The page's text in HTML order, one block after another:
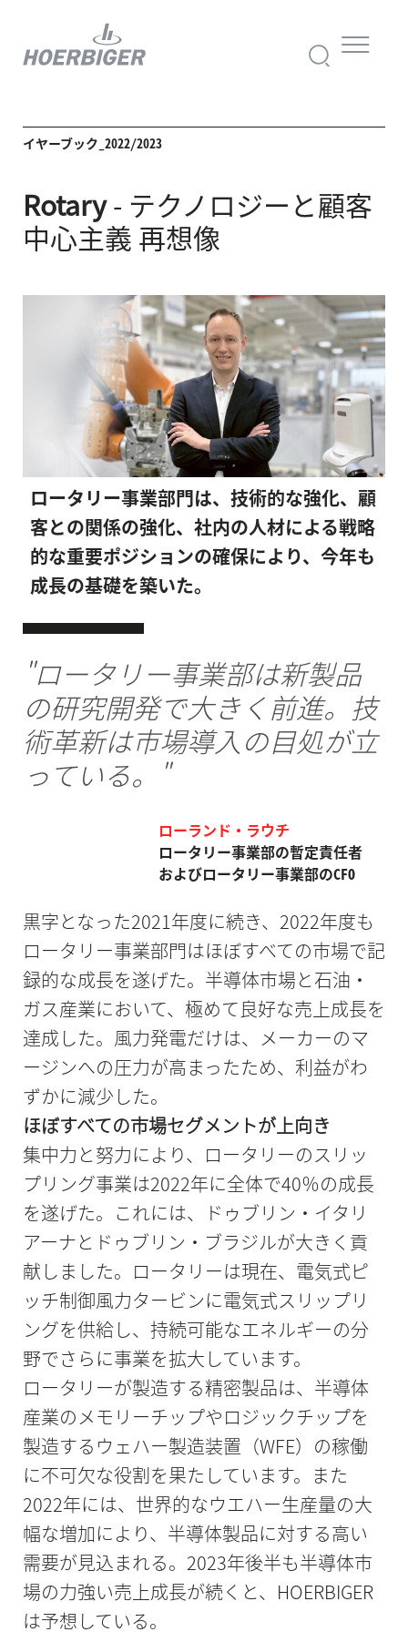
イヤーブック_2022/2023
Rotary- テクノロジーと顧客
中心主義 再想像
ロータリー事業部門は、技術的な強化、顧
客との関係の強化、社内の人材による戦略
的な重要ポジションの確保により、今年も
成長の基礎を築いた。
"ロータリー事業部は新製品
の研究開発で大きく前進。技
術革新は市場導入の目処が立
っている。"
ローランド・ラウチ
ロータリー事業部の暫定責任者
およびロータリー事業部のCFO
黒字となった2021年度に続き、2022年度も
ロータリー事業部門はほぼすべての市場で記
録的な成長を遂げた。半導体市場と石油・
ガス産業において、極めて良好な売上成長を
達成した。風力発電だけは、メーカーのマ
ージンへの圧力が高まったため、利益がわ
ずかに減少した。
ほぼすべての市場セグメントが上向き
集中力と努力により、ロータリーのスリッ
プリング事業は2022年に全体で40％の成長
を遂げた。これには、ドゥブリン・イタリ
アーナとドゥブリン・ブラジルが大きく貢
献しました。ロータリーは現在、電気式ピ
ッチ制御風力タービンに電気式スリップリ
ングを供給し、持続可能なエネルギーの分
野でさらに事業を拡大しています。
ロータリーが製造する精密製品は、半導体
産業のメモリーチップやロジックチップを
製造するウェハー製造装置（WFE）の稼働
に不可欠な役割を果たしています。また
2022年には、世界的なウエハー生産量の大
幅な増加により、半導体製品に対する高い
需要が見込まれる。2023年後半も半導体市
場の力強い売上成長が続くと、HOERBIGER
は予想している。